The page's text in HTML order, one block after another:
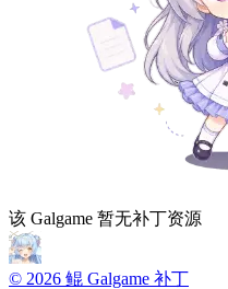
该 Galgame 暂无补丁资源
© 2026 鲲 Galgame 补丁